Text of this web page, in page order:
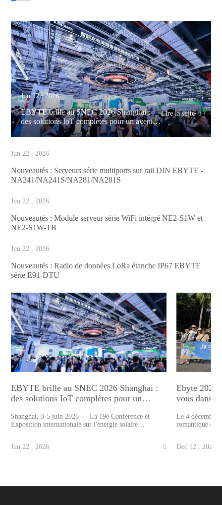
Jun 22 , 2026
EBYTE brille au SNEC 2026 Shanghai :
des solutions IoT complètes pour un avenir
énergétique vert
Lire la suite 
Jun 22 , 2026
Nouveautés : Serveurs série multiports sur rail DIN EBYTE -
NA241/NA241S/NA281/NA281S
Jun 22 , 2026
Nouveautés : Module serveur série WiFi intégré NE2-S1W et
NE2-S1W-TB
Jun 22 , 2026
Nouveautés : Radio de données LoRa étanche IP67 EBYTE
série E91-DTU
EBYTE brille au SNEC 2026 Shanghai :
des solutions IoT complètes pour un
Shanghai, 3-5 juin 2026 — La 19e Conférence et
Exposition internationale sur l'énergie solaire
ouverte au Centre national des expositions et des
Jun 22 , 2026 
Ebyte 2025
vous dans
Le 4
romantique
nord.
Dec 12 , 2025